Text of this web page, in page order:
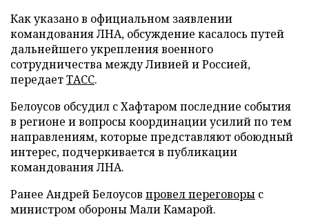
Как указано в официальном заявлении
командования ЛНА, обсуждение касалось путей
дальнейшего укрепления военного
сотрудничества между Ливией и Россией,
передаетТАСС.
Белоусов обсудил с Хафтаром последние события
в регионе и вопросы координации усилий по тем
направлениям, которые представляют обоюдный
интерес, подчеркивается в публикации
командования ЛНА.
Ранее Андрей Белоусов провел переговоры с
министром обороны Мали Камарой.